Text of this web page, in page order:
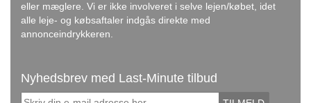
eller mæglere. Vi er ikke involveret i selve lejen/købet, idet
alle leje- og købsaftaler indgås direkte med
annonceindrykkeren.
Nyhedsbrev med Last-Minute tilbud